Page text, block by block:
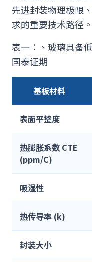
先进封装物理极限
求的重要技术路径。
表一：、玻璃具备
国泰证期
基板材料
表面平整度
热膨胀系数 CTE
(ppm/C)
吸湿性
热传导率 (k)
封装大小